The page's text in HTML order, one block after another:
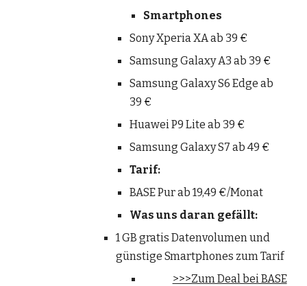
Smartphones
Sony Xperia XA ab 39 €
Samsung Galaxy A3 ab 39 €
Samsung Galaxy S6 Edge ab
39 €
Huawei P9 Lite ab 39 €
Samsung Galaxy S7 ab 49 €
Tarif:
BASE Pur ab 19,49 €/Monat
Was uns daran gefällt:
1 GB gratis Datenvolumen und
günstige Smartphones zum Tarif
>>>Zum Deal bei BASE